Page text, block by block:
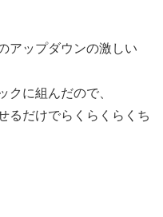
アップダウンの激しい
クに組んだので、
るだけでらくらくらくち